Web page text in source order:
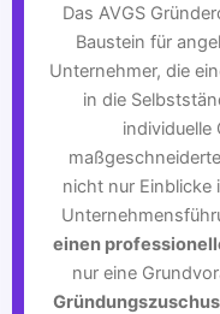
Das AVGS
Baustein für
Unternehmer, die
in die
individuelle
nicht nur Einblicke
einen
nur eine